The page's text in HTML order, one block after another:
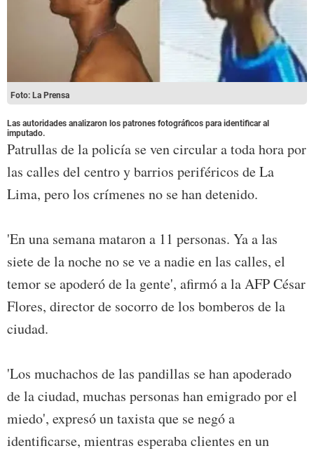
Foto: La Prensa
Las autoridades analizaron los patrones fotográficos para identificar al
imputado.
Patrullas de la policía se ven circular a toda hora por
las calles del centro y barrios periféricos de La
Lima, pero los crímenes no se han detenido.
'En una semana mataron a 11 personas. Ya a las
siete de la noche no se ve a nadie en las calles, el
temor se apoderó de la gente', afirmó a la AFP César
Flores, director de socorro de los bomberos de la
ciudad.
'Los muchachos de las pandillas se han apoderado
de la ciudad, muchas personas han emigrado por el
miedo', expresó un taxista que se negó a
identificarse, mientras esperaba clientes en un